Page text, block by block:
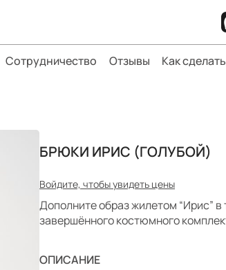
Сотрудничество Отзывы Как
БРЮКИ ИРИС (ГОЛУБОЙ)
Войдите, чтобы увидеть цены
Дополните образ жилетом “Ирис” в
завершённого костюмного
ОПИСАНИЕ